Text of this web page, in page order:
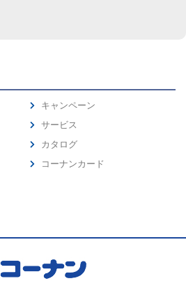
キャンペーン
サービス
カタログ
コーナンカード